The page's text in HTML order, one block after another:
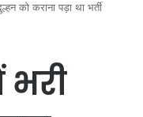
को कराना पड़ा था भर्ती